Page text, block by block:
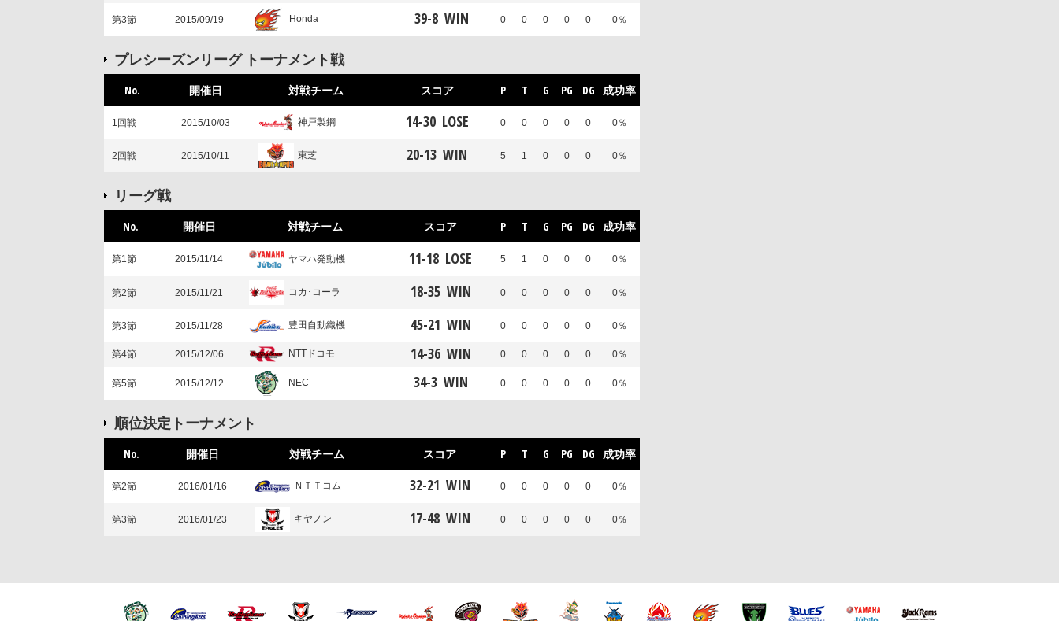
第3節 2015/09/19 Honda 39-8 WIN 0 0 0 0 0 0％
プレシーズンリーグ トーナメント戦
No. 開催日 対戦チーム スコア P T G PG DG 成功率
1回戦 2015/10/03 神戸製鋼 14-30 LOSE 0 0 0 0 0 0％
2回戦 2015/10/11 東芝 20-13 WIN 5 1 0 0 0 0％
リーグ戦
No. 開催日 対戦チーム スコア P T G PG DG 成功率
第1節 2015/11/14 ヤマハ発動機 11-18 LOSE 5 1 0 0 0 0％
第2節 2015/11/21 コカ･コーラ 18-35 WIN 0 0 0 0 0 0％
第3節 2015/11/28 豊田自動織機 45-21 WIN 0 0 0 0 0 0％
第4節 2015/12/06 NTTドコモ 14-36 WIN 0 0 0 0 0 0％
第5節 2015/12/12 NEC 34-3 WIN 0 0 0 0 0 0％
順位決定トーナメント
No. 開催日 対戦チーム スコア P T G PG DG 成功率
第2節 2016/01/16 ＮＴＴコム 32-21 WIN 0 0 0 0 0 0％
第3節 2016/01/23 キヤノン 17-48 WIN 0 0 0 0 0 0％